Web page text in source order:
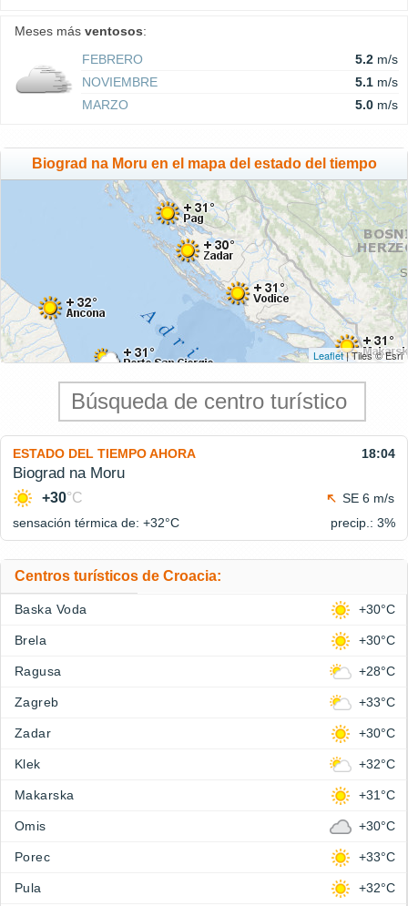
Meses más ventosos:
FEBRERO
5.2 m/s
NOVIEMBRE
5.1 m/s
MARZO
5.0 m/s
Biograd na Moru en el mapa del estado del tiempo
Leaflet| Tiles © Esri
ESTADO DEL TIEMPO AHORA 18:04
Biograd na Moru
+30°C
SE 6 m/s
sensación térmica de: +32°C precip.: 3%
Centros turísticos de Croacia:
Baska Voda +30°C
Brela +30°C
Ragusa +28°C
Zagreb +33°C
Zadar +30°C
Klek +32°C
Makarska +31°C
Omis +30°C
Porec +33°C
Pula +32°C